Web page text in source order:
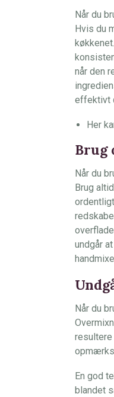
Når du
Hvis du
når den
effektivt
Her
Brug
Når du
Brug
undgår
Når du
En god
blandet